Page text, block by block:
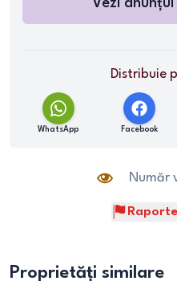
Vezi anunțul
Distribuie
WhatsApp Facebook
Număr
Proprietăți similare